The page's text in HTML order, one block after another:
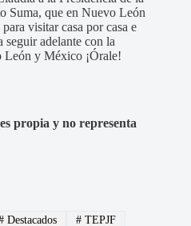
Suma, que en Nuevo León
visitar casa por casa e
seguir adelante con la
León y México ¡Órale!
propia y no representa
Destacados # TEPJF